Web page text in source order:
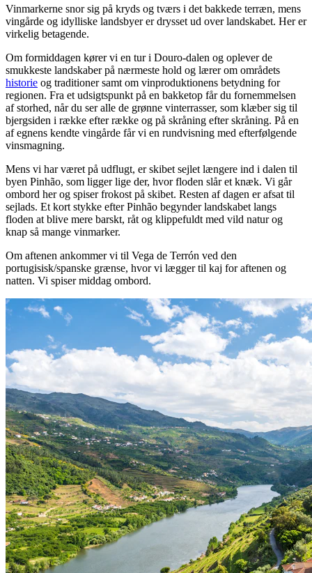
Vinmarkerne snor sig på kryds og tværs i det bakkede terræn, mens
vingårde og idylliske landsbyer er drysset ud over landskabet. Her er
virkelig betagende.
Om formiddagen kører vi en tur i Douro-dalen og oplever de
smukkeste landskaber på nærmeste hold og lærer om områdets
historie og traditioner samt om vinproduktionens betydning for
regionen. Fra et udsigtspunkt på en bakketop får du fornemmelsen
af storhed, når du ser alle de grønne vinterrasser, som klæber sig til
bjergsiden i række efter række og på skråning efter skråning. På en
af egnens kendte vingårde får vi en rundvisning med efterfølgende
vinsmagning.
Mens vi har været på udflugt, er skibet sejlet længere ind i dalen til
byen Pinhão, som ligger lige der, hvor floden slår et knæk. Vi går
ombord her og spiser frokost på skibet. Resten af dagen er afsat til
sejlads. Et kort stykke efter Pinhão begynder landskabet langs
floden at blive mere barskt, råt og klippefuldt med vild natur og
knap så mange vinmarker.
Om aftenen ankommer vi til Vega de Terrón ved den
portugisisk/spanske grænse, hvor vi lægger til kaj for aftenen og
natten. Vi spiser middag ombord.